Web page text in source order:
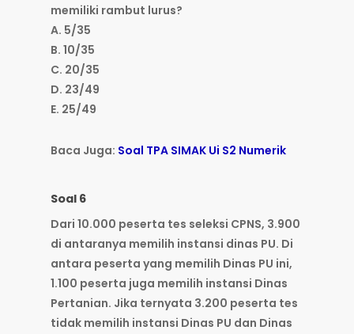
memiliki rambut lurus?
A. 5/35
B. 10/35
C. 20/35
D. 23/49
E. 25/49
Baca Juga: Soal TPA SIMAK Ui S2 Numerik
Soal 6
Dari 10.000 peserta tes seleksi CPNS, 3.900
di antaranya memilih instansi dinas PU. Di
antara peserta yang memilih Dinas PU ini,
1.100 peserta juga memilih instansi Dinas
Pertanian. Jika ternyata 3.200 peserta tes
tidak memilih instansi Dinas PU dan Dinas